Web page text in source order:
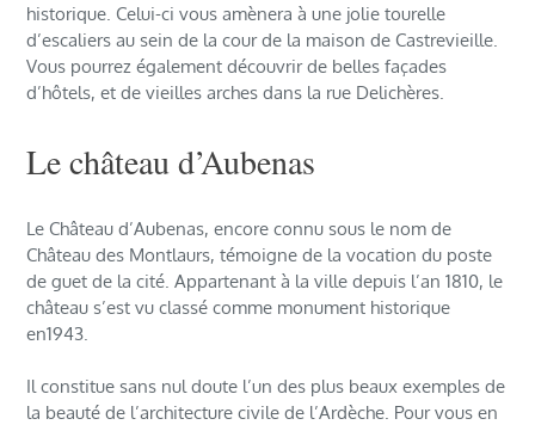
historique. Celui-ci vous amènera à une jolie tourelle
d’escaliers au sein de la cour de la maison de Castrevieille.
Vous pourrez également découvrir de belles façades
d’hôtels, et de vieilles arches dans la rue Delichères.
Le château d’Aubenas
Le Château d’Aubenas, encore connu sous le nom de
Château des Montlaurs, témoigne de la vocation du poste
de guet de la cité. Appartenant à la ville depuis l’an 1810, le
château s’est vu classé comme monument historique
en1943.
Il constitue sans nul doute l’un des plus beaux exemples de
la beauté de l’architecture civile de l’Ardèche. Pour vous en